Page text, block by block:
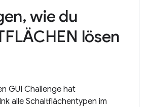
wie du
lösen
GUI Challenge hat
alle Schaltflächentypen im